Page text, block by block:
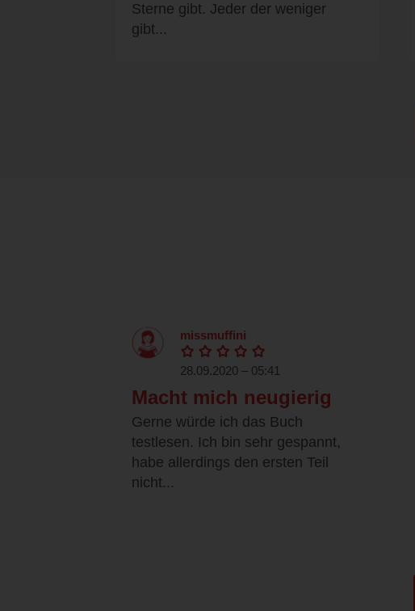
Sterne gibt. Jeder der weniger
gibt...
missmuffini
28.09.2020 – 05:41
Macht mich neugierig
Gerne würde ich das Buch
testlesen. Ich bin sehr gespannt,
habe allerdings den ersten Teil
nicht...